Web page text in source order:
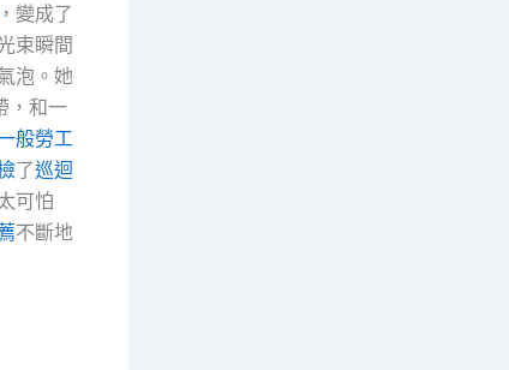
，變成了
束瞬間
泡。她
，和一
般勞工
了巡迴
可怕
不斷地